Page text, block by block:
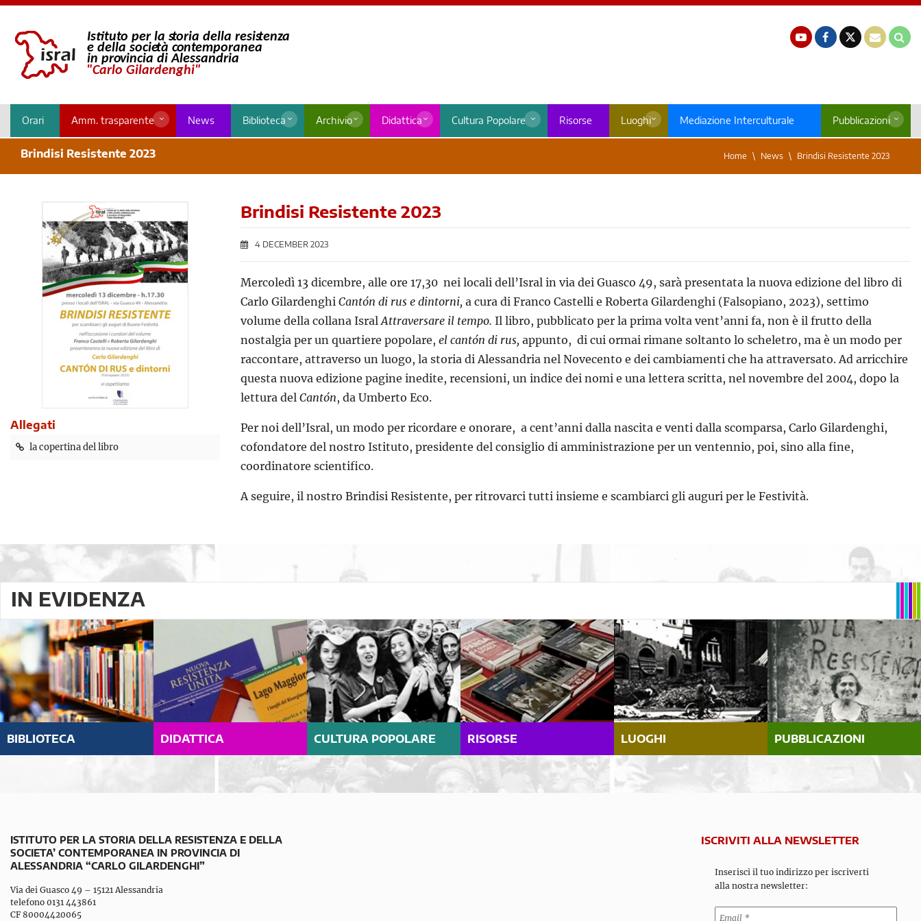
Orari Amm. trasparente News Biblioteca Archivio Didattica Cultura Popolare Risorse Luoghi Mediazione Interculturale Pubblicazioni
Brindisi Resistente 2023 Home News Brindisi Resistente 2023
Allegati
la copertina del libro
Brindisi Resistente 2023
4 DECEMBER 2023
Mercoledì 13 dicembre, alle ore 17,30 nei locali dell’Isral in via dei Guasco 49, sarà presentata la nuova edizione del libro di
Carlo Gilardenghi Cantón di rus e dintorni, a cura di Franco Castelli e Roberta Gilardenghi (Falsopiano, 2023), settimo
volume della collana IsralAttraversare il tempo. Il libro, pubblicato per la prima volta vent’anni fa, non è il frutto della
nostalgia per un quartiere popolare, el cantón di rus, appunto, di cui ormai rimane soltanto lo scheletro, ma è un modo per
raccontare, attraverso un luogo, la storia di Alessandria nel Novecento e dei cambiamenti che ha attraversato. Ad arricchire
questa nuova edizione pagine inedite, recensioni, un indice dei nomi e una lettera scritta, nel novembre del 2004, dopo la
lettura del Cantón, da Umberto Eco.
Per noi dell’Isral, un modo per ricordare e onorare, a cent’anni dalla nascita e venti dalla scomparsa, Carlo Gilardenghi,
cofondatore del nostro Istituto, presidente del consiglio di amministrazione per un ventennio, poi, sino alla fine,
coordinatore scientifico.
A seguire, il nostro Brindisi Resistente, per ritrovarci tutti insieme e scambiarci gli auguri per le Festività.
IN EVIDENZA
BIBLIOTECA DIDATTICA CULTURA POPOLARE RISORSE LUOGHI PUBBLICAZIONI
ISTITUTO PER LA STORIA DELLA RESISTENZA E DELLA
SOCIETA’ CONTEMPORANEA IN PROVINCIA DI
ALESSANDRIA “CARLO GILARDENGHI”
Via dei Guasco 49 – 15121 Alessandria
telefono 0131 443861
CF 80004420065
ISCRIVITI ALLA NEWSLETTER
Inserisci il tuo indirizzo per iscriverti
alla nostra newsletter: